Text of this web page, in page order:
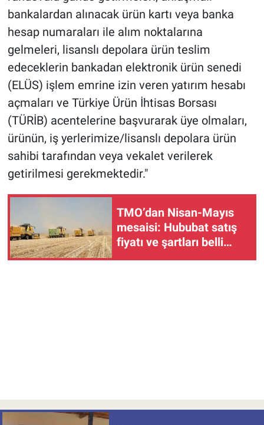
bankalardan alınacak ürün kartı veya banka
hesap numaraları ile alım noktalarına
gelmeleri, lisanslı depolara ürün teslim
edeceklerin bankadan elektronik ürün senedi
(ELÜS) işlem emrine izin veren yatırım hesabı
açmaları ve Türkiye Ürün İhtisas Borsası
(TÜRİB) acentelerine başvurarak üye olmaları,
ürünün, iş yerlerimize/lisanslı depolara ürün
sahibi tarafından veya vekalet verilerek
getirilmesi gerekmektedir."
TMO’dan Nisan-Mayıs
mesaisi: Hububat satış
fiyatı ve şartları belli
oldu!